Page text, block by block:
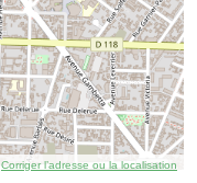
Corriger l’adresse ou la localisation